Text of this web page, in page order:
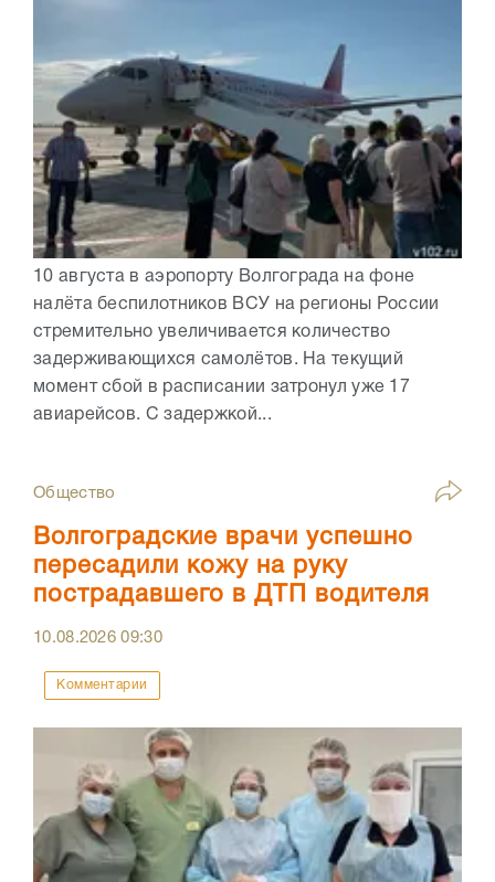
10 августа в аэропорту Волгограда на фоне
налёта беспилотников ВСУ на регионы России
стремительно увеличивается количество
задерживающихся самолётов. На текущий
момент сбой в расписании затронул уже 17
авиарейсов. С задержкой...
Общество
Волгоградские врачи успешно
пересадили кожу на руку
пострадавшего в ДТП водителя
10.08.202609:30
Комментарии